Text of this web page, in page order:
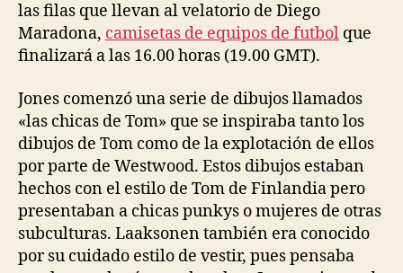
las filas que llevan al velatorio de Diego
Maradona, camisetas de equipos de futbol que
finalizará a las 16.00 horas (19.00 GMT).
Jones comenzó una serie de dibujos llamados
«las chicas de Tom» que se inspiraba tanto los
dibujos de Tom como de la explotación de ellos
por parte de Westwood. Estos dibujos estaban
hechos con el estilo de Tom de Finlandia pero
presentaban a chicas punkys o mujeres de otras
subculturas. Laaksonen también era conocido
por su cuidado estilo de vestir, pues pensaba